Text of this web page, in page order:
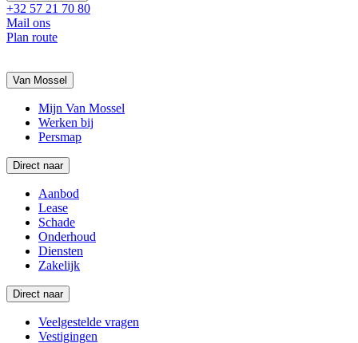
+32 57 21 70 80
Mail ons
Plan route
Van Mossel
Mijn Van Mossel
Werken bij
Persmap
Direct naar
Aanbod
Lease
Schade
Onderhoud
Diensten
Zakelijk
Direct naar
Veelgestelde vragen
Vestigingen